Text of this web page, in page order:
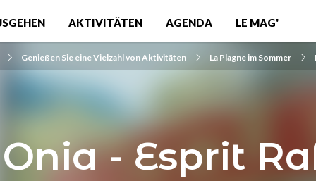
AKTIVITÄTEN AGENDA LE MAG'
Genießen Sie eine Vielzahl von Aktivitäten La Plagne im Sommer
- Esprit